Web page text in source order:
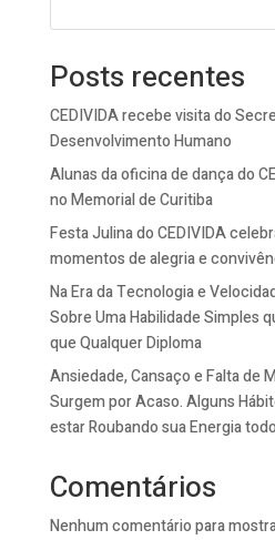
Posts recentes
CEDIVIDA recebe visita do
Desenvolvimento Humano
Alunas da oficina de dança do
no Memorial de Curitiba
Festa Julina do CEDIVIDA
momentos de alegria e
Na Era da Tecnologia e
Sobre Uma Habilidade Simples
que Qualquer Diploma
Ansiedade, Cansaço e Falta de
Surgem por Acaso. Alguns
estar Roubando sua Energia
Comentários
Nenhum comentário para